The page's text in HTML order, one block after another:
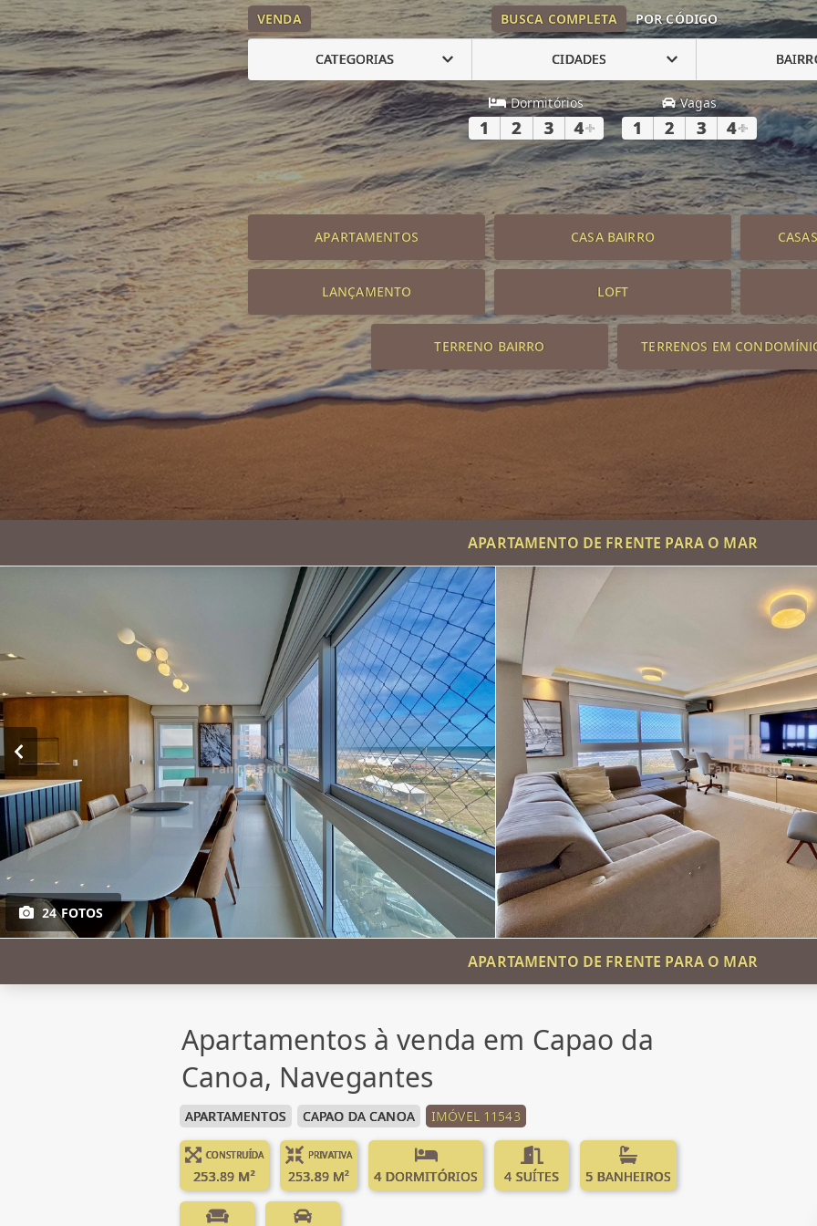
VENDA BUSCA COMPLETA POR CÓDIGO
CATEGORIAS CIDADES
Dormitórios
1 2 3 4+
Vagas
1 2 3 4+
APARTAMENTOS CASA BAIRRO
LANÇAMENTO LOFT
TERRENO BAIRRO TERRENOS EM
APARTAMENTO DE FRENTE PARA O MAR
24 FOTOS
APARTAMENTO DE FRENTE PARA O MAR
Apartamentos à venda em Capao da
Canoa, Navegantes
APARTAMENTOS CAPAO DA CANOA IMÓVEL 11543
CONSTRUÍDA
253.89 M²
PRIVATIVA
253.89 M² 4 DORMITÓRIOS 4 SUÍTES 5 BANHEIROS